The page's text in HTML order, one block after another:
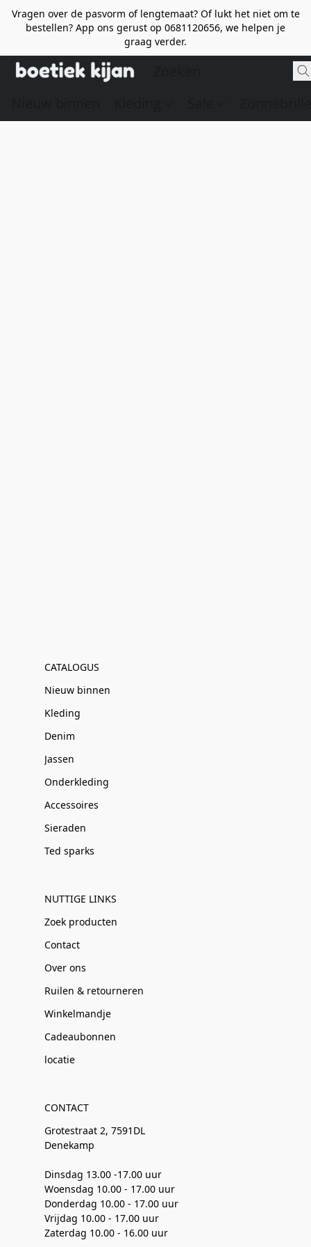
Vragen over de pasvorm of lengtemaat? Of lukt het niet om te
bestellen? App ons gerust op 0681120656, we helpen je
graag verder.
CATALOGUS
Nieuw binnen
Kleding
Denim
Jassen
Onderkleding
Accessoires
Sieraden
Ted sparks
NUTTIGE LINKS
Zoek producten
Contact
Over ons
Ruilen & retourneren
Winkelmandje
Cadeaubonnen
locatie
CONTACT
Grotestraat 2, 7591DL
Denekamp
Dinsdag 13.00 -17.00 uur
Woensdag 10.00 - 17.00 uur
Donderdag 10.00 - 17.00 uur
Vrijdag 10.00 - 17.00 uur
Zaterdag 10.00 - 16.00 uur